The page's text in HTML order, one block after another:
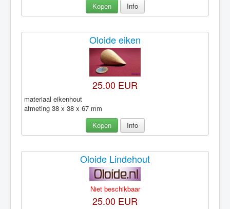
Kopen
Info
Oloide eiken
25.00 EUR
materiaal eikenhout
afmeting 38 x 38 x 67 mm
Kopen
Info
Oloide Lindehout
Niet beschikbaar
25.00 EUR